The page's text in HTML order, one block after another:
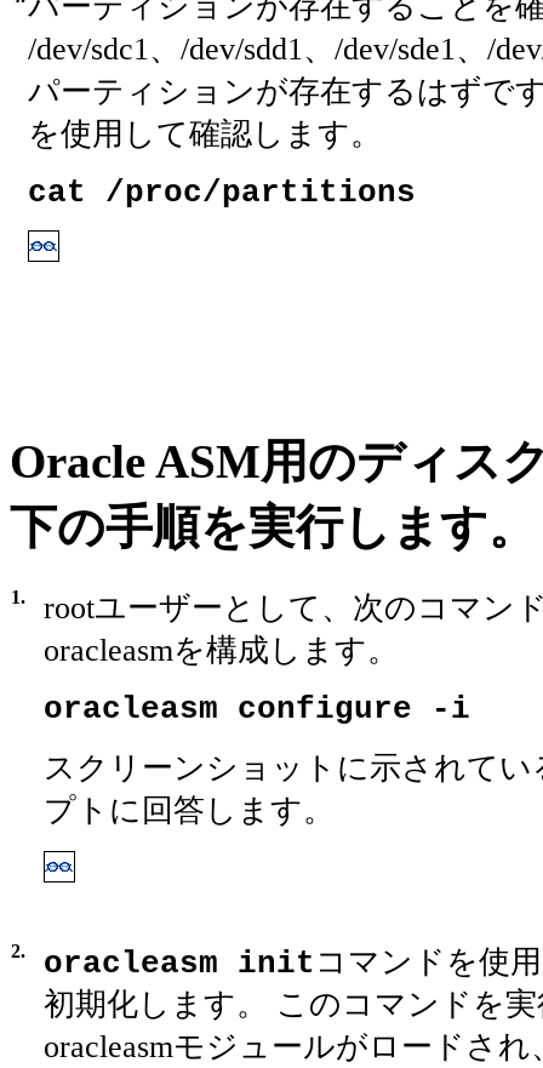
/dev/sdc1、/dev/sdd1、/dev/sde1、/
パーティションが存在するはずで
を使用して確認します。
cat /proc/partitions
Oracle ASM用のディス
下の手順を実行します。
1.
rootユーザーとして、次のコマン
oracleasmを構成します。
oracleasm configure -i
スクリーンショットに示されて
プトに回答します。
2. oracleasm init コマンドを使
初期化します。 このコマンドを
oracleasmモジュールがロードされ